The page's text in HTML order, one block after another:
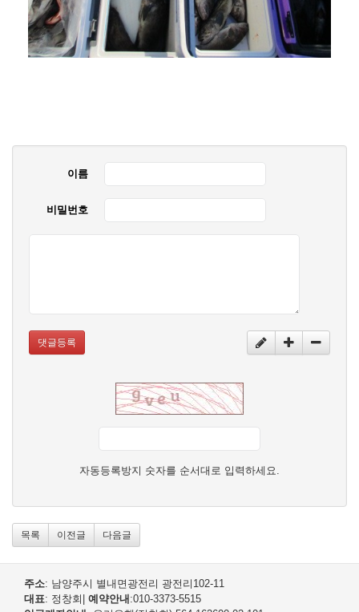
이름
비밀번호
댓글등록
자동등록방지 숫자를 순서대로 입력하세요.
목록 이전글 다음글
주소: 남양주시 별내면광전리 광전리102-11
대표: 정창회 예약안내 :010-3373-5515